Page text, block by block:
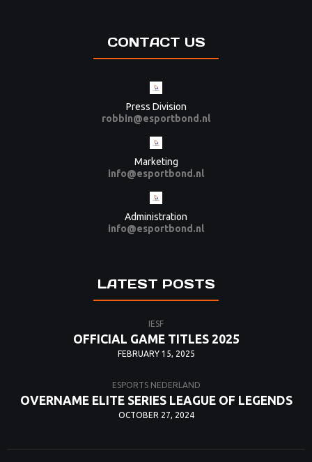
CONTACT US
Press Division
robbin@esportbond.nl
Marketing
info@esportbond.nl
Administration
info@esportbond.nl
LATEST POSTS
IESF
OFFICIAL GAME TITLES 2025
FEBRUARY 15, 2025
ESPORTS NEDERLAND
OVERNAME ELITE SERIES LEAGUE OF LEGENDS
OCTOBER 27, 2024